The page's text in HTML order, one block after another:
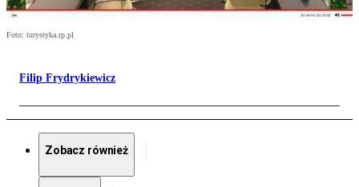
Foto: turystyka.rp.pl
Filip Frydrykiewicz
Zobacz również